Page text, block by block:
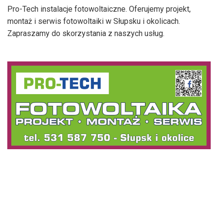
Pro-Tech instalacje fotowoltaiczne. Oferujemy projekt,
montaż i serwis fotowoltaiki w Słupsku i okolicach.
Zapraszamy do skorzystania z naszych usług.